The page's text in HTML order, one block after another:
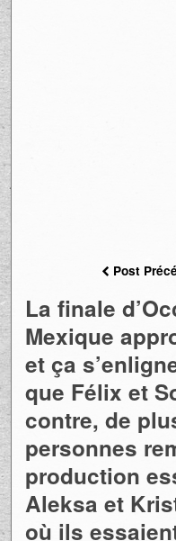
Post
La finale
Mexique
et ça
que Félix et
contre, de
personnes
production
Aleksa et
où ils